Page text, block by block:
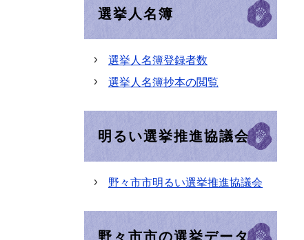
選挙人名簿
選挙人名簿登録者数
選挙人名簿抄本の閲覧
明るい選挙推進協議会
野々市市明るい選挙推進協議会
野々市市の選挙データ